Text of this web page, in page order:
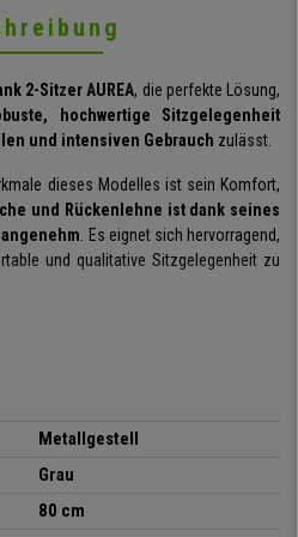
2-Sitzer AUREA, die perfekte Lösung,
hochwertige Sitzgelegenheit
und intensiven Gebrauch zulässt.
dieses Modelles ist sein Komfort,
und Rückenlehne ist dank seines
. Es eignet sich hervorragend,
und qualitative Sitzgelegenheit zu
intensiven Gebrauch ausgelegt sind.
sind kinderleicht
Metallgestell
Grau
80 cm